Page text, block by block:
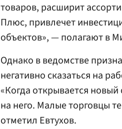
товаров, расширит
Плюс, привлечет
объектов», — полагают в
Однако в ведомстве
негативно сказаться на
«Когда открывается
на него. Малые торговцы
отметил Евтухов.